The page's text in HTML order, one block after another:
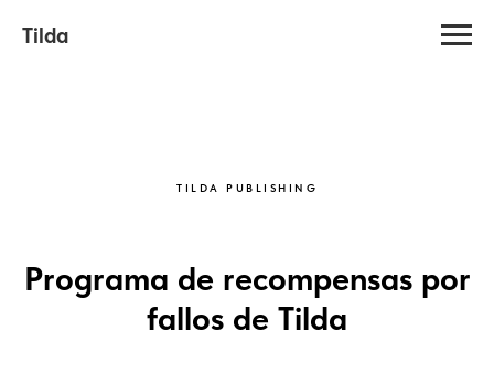
Tilda
TILDA PUBLISHING
Programa de recompensas por
fallos de Tilda